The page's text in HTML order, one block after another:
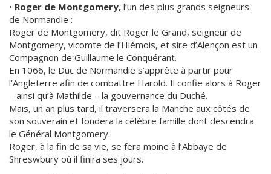
• Roger de Montgomery, l’un des plus grands seigneurs
de Normandie :
Roger de Montgomery, dit Roger le Grand, seigneur de
Montgomery, vicomte de l’Hiémois, et sire d’Alençon est un
Compagnon de Guillaume le Conquérant.
En 1066, le Duc de Normandie s’apprête à partir pour
l’Angleterre afin de combattre Harold. Il confie alors à Roger
– ainsi qu’à Mathilde – la gouvernance du Duché.
Mais, un an plus tard, il traversera la Manche aux côtés de
son souverain et fondera la célèbre famille dont descendra
le Général Montgomery.
Roger, à la fin de sa vie, se fera moine à l’Abbaye de
Shreswbury où il finira ses jours.